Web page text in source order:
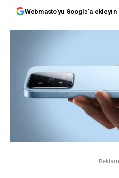
Webmasto'yu Google'a ekleyin
Reklam